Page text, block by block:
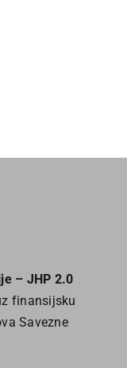
– JHP 2.0
finansijsku
Savezne